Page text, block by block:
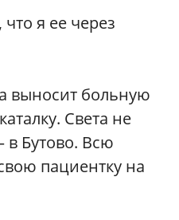
я ее через
выносит больную
Света не
в Бутово. Всю
пациентку на